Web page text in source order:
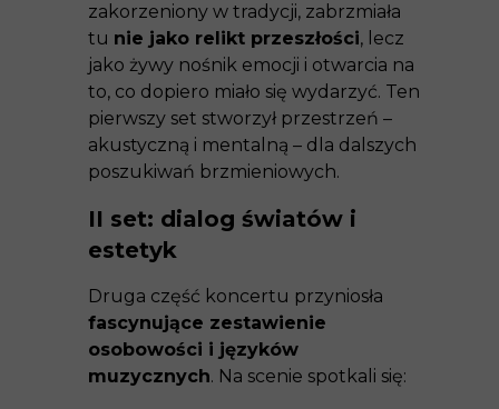
zakorzeniony w tradycji, zabrzmiała
tu nie jako relikt przeszłości, lecz
jako żywy nośnik emocji i otwarcia na
to, co dopiero miało się wydarzyć. Ten
pierwszy set stworzył przestrzeń –
akustyczną i mentalną – dla dalszych
poszukiwań brzmieniowych.
II set: dialog światów i
estetyk
Druga część koncertu przyniosła
fascynujące zestawienie
osobowości i języków
muzycznych. Na scenie spotkali się: